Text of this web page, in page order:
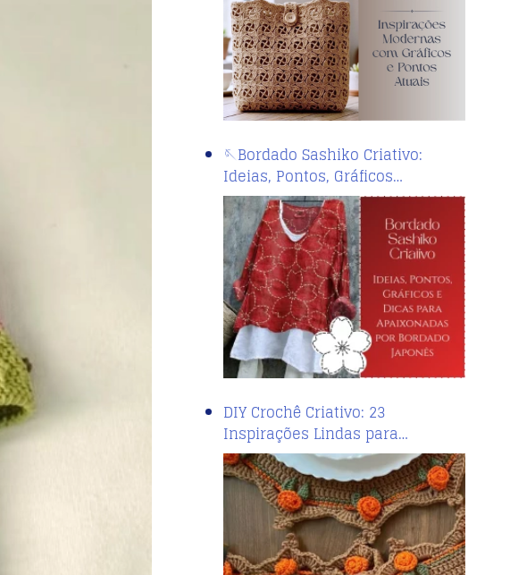
🪡Bordado Sashiko Criativo:
Ideias, Pontos, Gráficos…
DIY Crochê Criativo: 23
Inspirações Lindas para…